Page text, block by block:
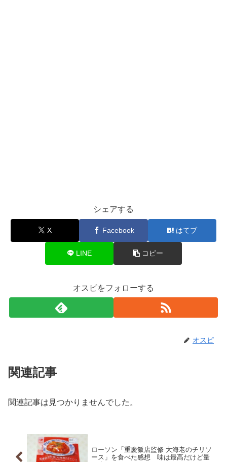
シェアする
X Facebook はてブ
LINE コピー
オスピをフォローする
オスピ
関連記事
関連記事は見つかりませんでした。
ローソン「重慶飯店監修 大海老のチリソ
ース」を食べた感想 味は最高だけど量